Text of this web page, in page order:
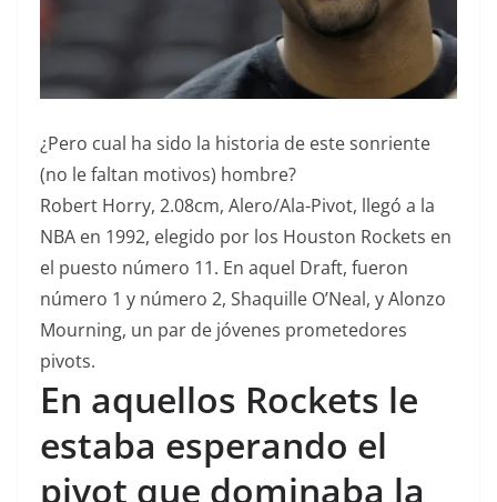
¿Pero cual ha sido la historia de este sonriente
(no le faltan motivos) hombre?
Robert Horry, 2.08cm, Alero/Ala-Pivot, llegó a la
NBA en 1992, elegido por los Houston Rockets en
el puesto número 11. En aquel Draft, fueron
número 1 y número 2, Shaquille O’Neal, y Alonzo
Mourning, un par de jóvenes prometedores
pivots.
En aquellos Rockets le
estaba esperando el
pivot que dominaba la